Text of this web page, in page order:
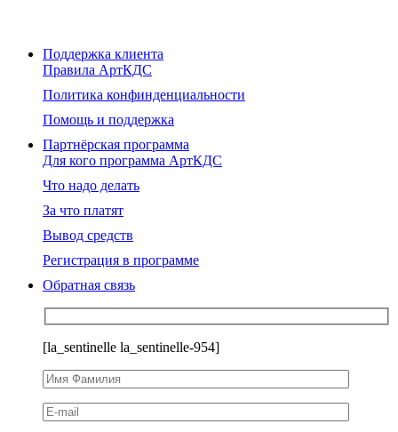
Поддержка клиента
Правила АртКДС
Политика конфинденциальности
Помощь и поддержка
Партнёрская программа
Для кого программа АртКДС
Что надо делать
За что платят
Вывод средств
Регистрация в программе
Обратная связь
[la_sentinelle la_sentinelle-954]